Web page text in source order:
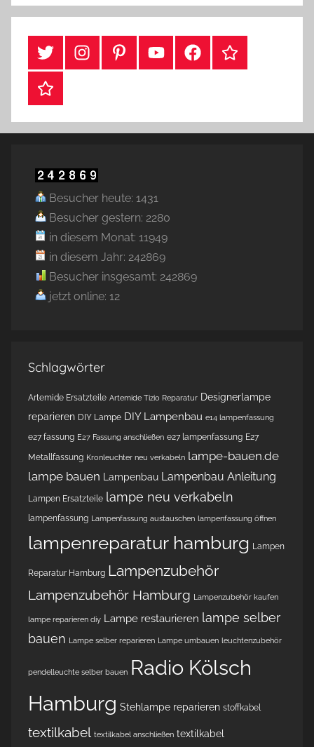
#TwitterInstagramPinterestYouTubeFacebookTikTok
Webshop
Besucher heute: 1431
Besucher gestern: 2280
in diesem Monat: 11949
in diesem Jahr: 242869
Besucher insgesamt: 242869
jetzt online: 12
Schlagwörter
Artemide Ersatzteile Artemide Tizio Reparatur Designerlampe
reparieren DIY Lampe DIY Lampenbau e14 lampenfassung
e27 fassung E27 Fassung anschließen e27 lampenfassung E27
Metallfassung Kronleuchter neu verkabeln lampe-bauen.de
lampe bauen
Lampenbau Lampenbau Anleitung
Lampen Ersatzteile lampe neu verkabeln
lampenfassung Lampenfassung austauschen lampenfassung öffnen
lampenreparatur hamburg Lampen
Reparatur Hamburg Lampenzubehör
Lampenzubehör Hamburg Lampenzubehör kaufen
lampe reparieren diy Lampe restaurieren lampe selber
bauen Lampe selber reparieren Lampe umbauen leuchtenzubehör
pendelleuchte selber bauen Radio Kölsch
Hamburg Stehlampe reparieren stoffkabel
textilkabel textilkabel anschließen textilkabel